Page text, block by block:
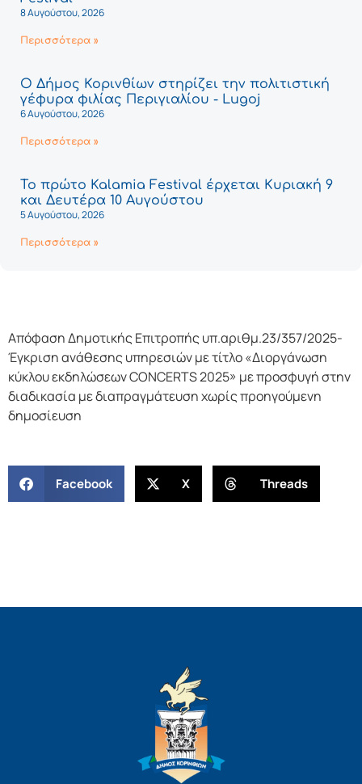
8 Αυγούστου, 2026
Περισσότερα »
Ο Δήμος Κορινθίων στηρίζει την πολιτιστική
γέφυρα φιλίας Περιγιαλίου - Lugoj
6 Αυγούστου, 2026
Περισσότερα »
Το πρώτο Kalamia Festival έρχεται Κυριακή 9
και Δευτέρα 10 Αυγούστου
5 Αυγούστου, 2026
Περισσότερα »
Απόφαση Δημοτικής Επιτροπής υπ.αριθμ.23/357/2025-
Έγκριση ανάθεσης υπηρεσιών με τίτλο «Διοργάνωση
κύκλου εκδηλώσεων CONCERTS 2025» με προσφυγή στην
διαδικασία με διαπραγμάτευση χωρίς προηγούμενη
δημοσίευση
Facebook X Threads